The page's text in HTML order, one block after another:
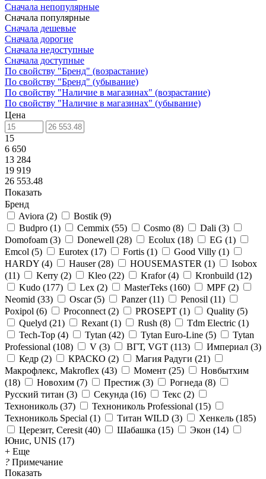
Сначала непопулярные
Сначала популярные
Сначала дешевые
Сначала дорогие
Сначала недоступные
Сначала доступные
По свойству "Бренд" (возрастание)
По свойству "Бренд" (убывание)
По свойству "Наличие в магазинах" (возрастание)
По свойству "Наличие в магазинах" (убывание)
Цена
15
6 650
13 284
19 919
26 553.48
Показать
Бренд
Aviora (2) Bostik (9)
Budpro (1) Cemmix (55) Cosmo (8) Dali (3)
Domofoam (3) Donewell (28) Ecolux (18) EG (1)
Emcol (5) Eurotex (17) Fortis (1) Good Villy (1)
HARDY (4) Hauser(28) HOUSEMASTER (1)
Isobox
(11) Kerry (2) Kleo (22) Krafor(4) Kronbuild (12)
Kudo (177) Lex (2) MasterTeks (160) MPF (2)
Neomid (33) Oscar(5) Panzer(11) Penosil (11)
Poxipol (6) Proconnect (2) PROSEPT (1) Quality (5)
Quelyd (21) Rexant (1) Rush (8) Tdm Electric (1)
Tech-Top (4) Tytan (42) Tytan Euro-Line (5)
Tytan
Professional (108) V (3) ВГТ, VGT (113) Империал (3)
Кедр (2) КРАСКО (2) Магия Радуги (21)
Макрофлекс, Makroflex (43) Момент (25)
Новбытхим
(18) Новохим (7) Престиж (3) Рогнеда (8)
Русский титан (3) Секунда (16) Текс (2)
Технониколь (37) Технониколь Professional (15)
Технониколь Special (1) Титан WILD (3) Хенкель (185)
Церезит, Ceresit (40) Шабашка (15) Экон (14)
Юнис, UNIS (17)
+ Еще
? Примечание
Показать